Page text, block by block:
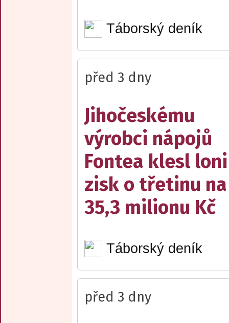
Táborský deník
před 3 dny
Jihočeskému
výrobci nápojů
Fontea klesl loni
zisk o třetinu na
35,3 milionu Kč
Táborský deník
před 3 dny